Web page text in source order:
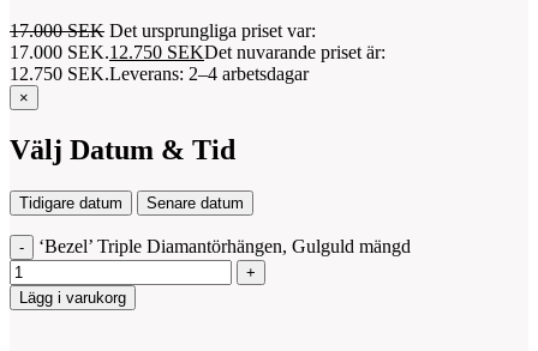
17.000SEK Det ursprungliga priset var:
17.000 SEK.12.750 SEKDet nuvarande priset är:
12.750 SEK.Leverans: 2–4 arbetsdagar
×
Välj Datum & Tid
Tidigare datum Senare datum
‘Bezel’ Triple Diamantörhängen, Gulguld mängd
Lägg i varukorg